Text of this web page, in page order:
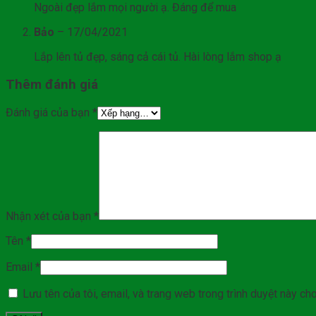
Ngoài đẹp lắm mọi người ạ. Đáng để mua
Bảo – 17/04/2021
Lắp lên tủ đẹp, sáng cả cái tủ. Hài lòng lắm shop ạ
Thêm đánh giá
Đánh giá của bạn *
Nhận xét của bạn *
Tên *
Email *
Lưu tên của tôi, email, và trang web trong trình duyệt này